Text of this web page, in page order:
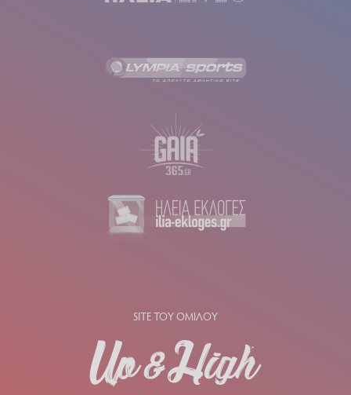
SITE ΤΟΥ ΟΜΙΛΟΥ